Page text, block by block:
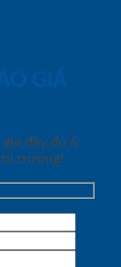
GIÁ
đầy đủ &
trường!